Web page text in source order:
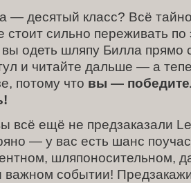
— десятый класс? Всё
стоит сильно переживать по
одеть шляпу Билла прямо
и читайте дальше — а
потому что вы —
всё ещё не предзаказали
— у вас есть шанс
шляпоносительном,
важном событии!